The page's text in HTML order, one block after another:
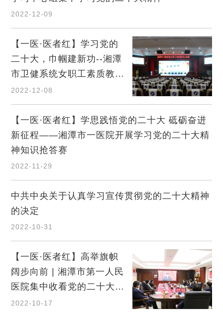
2022-12-09
【一医·医者红】学习党的
二十大，巾帼建新功--湘潭
市卫健系统女职工素质教育
大讲堂在市一医院举行
2022-12-08
【一医·医者红】学思践悟党的二十大 砥砺奋进
新征程——湘潭市一医院开展学习党的二十大精
神知识抢答赛
2022-11-29
中共中央关于认真学习宣传贯彻党的二十大精神
的决定
2022-10-31
【一医·医者红】高举旗帜
阔步向前 | 湘潭市第一人民
医院集中收看党的二十大开
幕
2022-10-17